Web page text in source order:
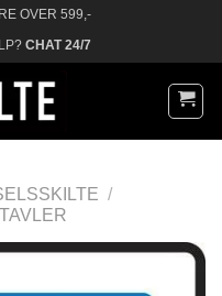
OVER 599,-
CHAT 24/7
/